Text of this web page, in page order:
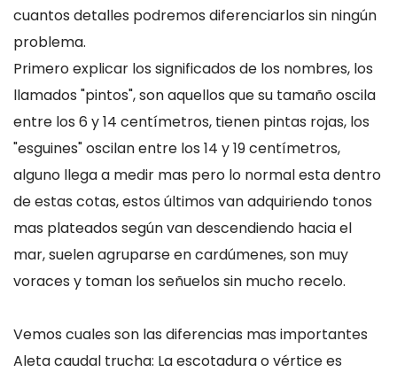
cuantos detalles podremos diferenciarlos sin ningún
problema.
Primero explicar los significados de los nombres, los
llamados "pintos", son aquellos que su tamaño oscila
entre los 6 y 14 centímetros, tienen pintas rojas, los
"esguines" oscilan entre los 14 y 19 centímetros,
alguno llega a medir mas pero lo normal esta dentro
de estas cotas, estos últimos van adquiriendo tonos
mas plateados según van descendiendo hacia el
mar, suelen agruparse en cardúmenes, son muy
voraces y toman los señuelos sin mucho recelo.
Vemos cuales son las diferencias mas importantes
Aleta caudal trucha: La escotadura o vértice es